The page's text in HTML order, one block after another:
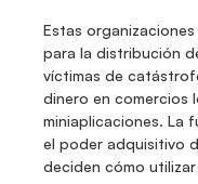
Estas
para la distribución
víctimas de
dinero en comercios
miniaplicaciones. La
el poder adquisitivo
deciden cómo